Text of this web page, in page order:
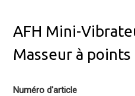
AFH Mini-
Masseur à points
Numéro d'article